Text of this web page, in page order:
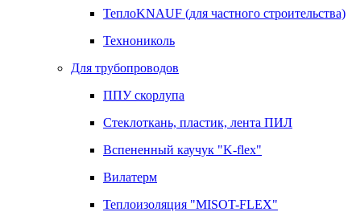
ТеплоKNAUF (для частного строительства)
Технониколь
Для трубопроводов
ППУ скорлупа
Стеклоткань, пластик, лента ПИЛ
Вспененный каучук "K-flex"
Вилатерм
Теплоизоляция "MISOT-FLEX"